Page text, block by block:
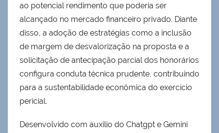
ao potencial rendimento que poderia ser
alcançado no mercado financeiro privado. Diante
disso, a adoção de estratégias como a inclusão
de margem de desvalorização na proposta e a
solicitação de antecipação parcial dos honorários
configura conduta técnica prudente, contribuindo
para a sustentabilidade econômica do exercício
pericial.
Desenvolvido com auxilio do Chatgpt e Gemini